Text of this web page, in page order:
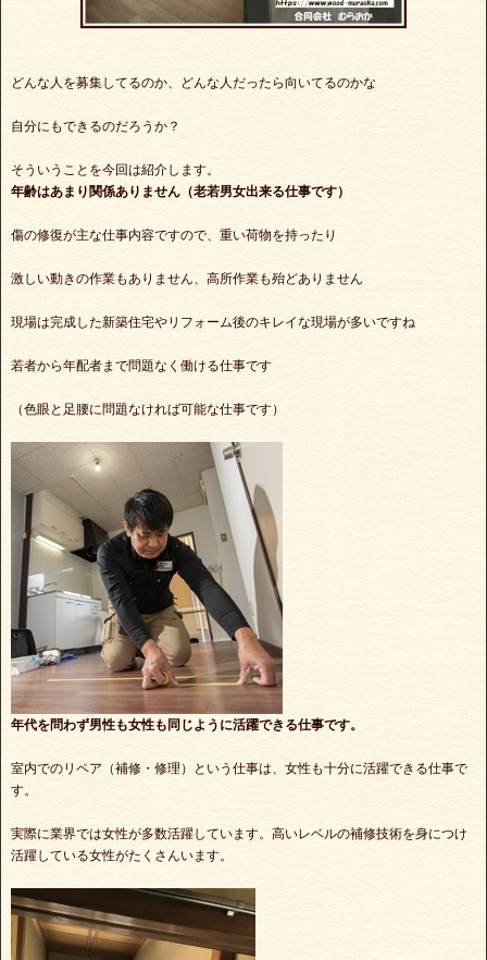
どんな人を募集してるのか、どんな人だったら向いてるのかな
自分にもできるのだろうか？
そういうことを今回は紹介します。
年齢はあまり関係ありません（老若男女出来る仕事です）
傷の修復が主な仕事内容ですので、重い荷物を持ったり
激しい動きの作業もありません、高所作業も殆どありません
現場は完成した新築住宅やリフォーム後のキレイな現場が多いですね
若者から年配者まで問題なく働ける仕事です
（色眼と足腰に問題なければ可能な仕事です）
年代を問わず男性も女性も同じように活躍できる仕事です。
室内でのリペア（補修・修理）という仕事は、女性も十分に活躍できる仕事で
す。
実際に業界では女性が多数活躍しています。高いレベルの補修技術を身につけ
活躍している女性がたくさんいます。